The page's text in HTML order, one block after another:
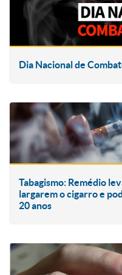
Dia Nacional de
Tabagismo: Remédio
largarem o cigarro e
20 anos